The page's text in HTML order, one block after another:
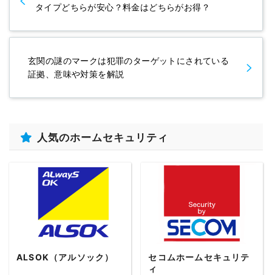
タイプどちらが安心？料金はどちらがお得？
玄関の謎のマークは犯罪のターゲットにされている
証拠、意味や対策を解説
人気のホームセキュリティ
ALSOK（アルソック）
セコムホームセキュリテ
ィ